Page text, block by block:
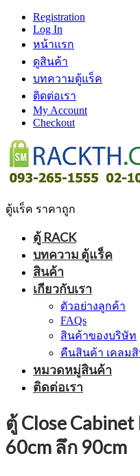
Registration
Log In
หน้าแรก
ดูสินค้า
บทความตู้แร็ค
ติดต่อเรา
My Account
Checkout
ตู้แร็ค ราคาถูก
ตู้ RACK
บทความ ตู้แร็ค
สินค้า
เกียวกับเรา
ตัวอย่างลูกค้า
FAQs
สินค้าของบริษัท
คืนสินค้า เคลม
หมวดหมู่สินค้า
ติดต่อเรา
ตู้ Close
60cm ลึก 90cm